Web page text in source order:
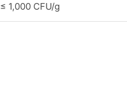
≤ 1,000 CFU/g